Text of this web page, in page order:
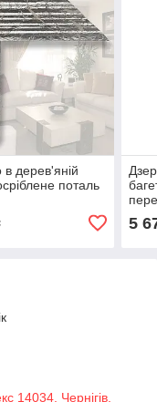
в дерев'яній
поталь
5
14034, Чернігів,